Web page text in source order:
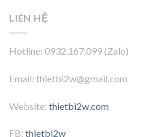
LIÊN HỆ
Hotline: 0932.167.099 (Zalo)
Email: thietbi2w@gmail.com
Website: thietbi2w.com
FB: thietbi2w